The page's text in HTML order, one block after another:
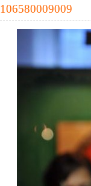
106580009009